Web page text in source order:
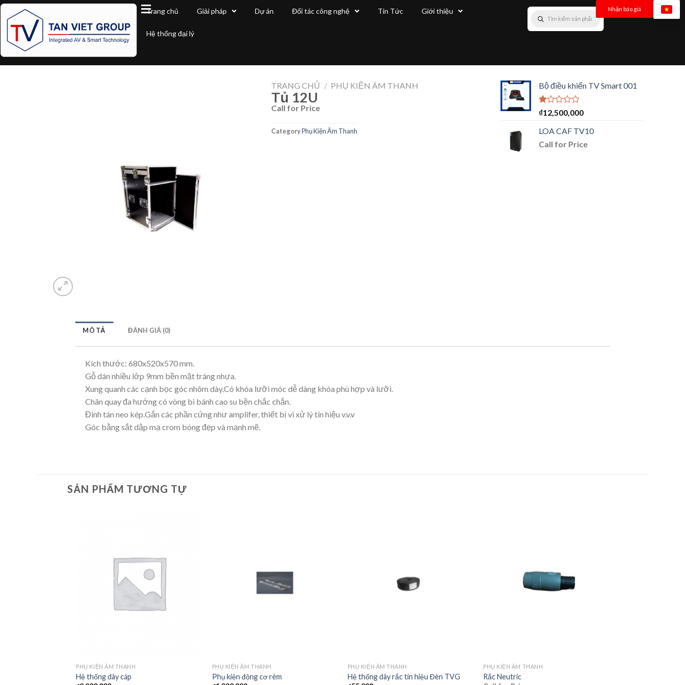
Trang chủ Giải pháp Dự án Đối tác công nghệ Tin Tức Giới thiệu
Hệ thống đại lý
Nhận báo giá
TRANG CHỦ / PHỤ KIỆN ÂM THANH
Tủ 12U
Call for Price
CategoryPhụ Kiện Âm Thanh
Bộ điều khiển TV Smart 001
Được
hạng
1.00
5
₫12,500,000
LOA CAF TV10
Call for Price
MÔ TẢ ĐÁNH GIÁ (0)
Kích thước: 680x520x570 mm.
Gỗ dán nhiều lớp 9mm bền mặt tráng nhựa.
Xung quanh các cạnh bọc góc nhôm dày.Có khóa lưỡi móc dễ dàng khóa phù hợp và lưỡi.
Chân quay đa hướng có vòng bi bánh cao su bền chắc chắn.
Đinh tán neo kép.Gắn các phần cứng như amplifer, thiết bị vi xử lý tín hiệu v.v.v
Góc bằng sắt dập mạ crom bóng đẹp và mạnh mẽ.
SẢN PHẨM TƯƠNG TỰ
PHỤ KIỆN ÂM THANH
Hệ thống dây cáp
PHỤ KIỆN ÂM THANH
Phụ kiện động cơ rèm
PHỤ KIỆN ÂM THANH
Hệ thống dây rắc tín hiệu Đèn TVG
PHỤ KIỆN ÂM THANH
Rắc Neutric